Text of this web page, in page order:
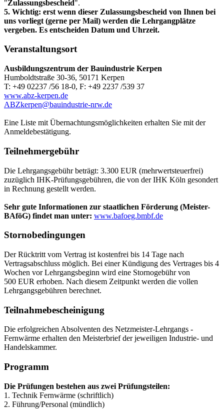
"Zulassungsbescheid ".
5. Wichtig: erst wenn dieser Zulassungsbescheid von Ihnen bei
uns vorliegt (gerne per Mail) werden die Lehrgangplätze
vergeben. Es entscheiden Datum und Uhrzeit.
Veranstaltungsort
Ausbildungszentrum der Bauindustrie Kerpen
Humboldtstraße 30-36, 50171 Kerpen
T: +49 02237 /56 18-0, F: +49 2237 /539 37
www.abz-kerpen.de
ABZkerpen@bauindustrie-nrw.de
Eine Liste mit Übernachtungsmöglichkeiten erhalten Sie mit der
Anmeldebestätigung.
Teilnehmergebühr
Die Lehrgangsgebühr beträgt: 3.300 EUR (mehrwertsteuerfrei)
zuzüglich IHK-Prüfungsgebühren, die von der IHK Köln gesondert
in Rechnung gestellt werden.
Sehr gute Informationen zur staatlichen Förderung (Meister-
BAföG) findet man unter: www.bafoeg.bmbf.de
Stornobedingungen
Der Rücktritt vom Vertrag ist kostenfrei bis 14 Tage nach
Vertragsabschluss möglich. Bei einer Kündigung des Vertrages bis 4
Wochen vor Lehrgangsbeginn wird eine Stornogebühr von
500 EUR erhoben. Nach diesem Zeitpunkt werden die vollen
Lehrgangsgebühren berechnet.
Teilnahmebescheinigung
Die erfolgreichen Absolventen des Netzmeister-Lehrgangs -
Fernwärme erhalten den Meisterbrief der jeweiligen Industrie- und
Handelskammer.
Programm
Die Prüfungen bestehen aus zwei Prüfungsteilen:
1. Technik Fernwärme (schriftlich)
2. Führung/Personal (mündlich)